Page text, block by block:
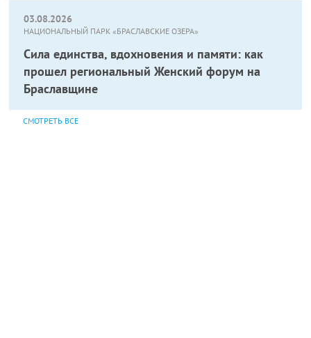
03.08.2026
НАЦИОНАЛЬНЫЙ ПАРК «БРАСЛАВСКИЕ ОЗЕРА»
Сила единства, вдохновения и памяти: как
прошел региональный Женский форум на
Браславщине
СМОТРЕТЬ ВСЕ